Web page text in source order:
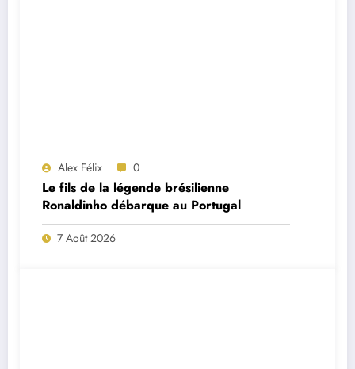
Alex Félix 0
Le fils de la légende brésilienne
Ronaldinho débarque au Portugal
7 Août 2026